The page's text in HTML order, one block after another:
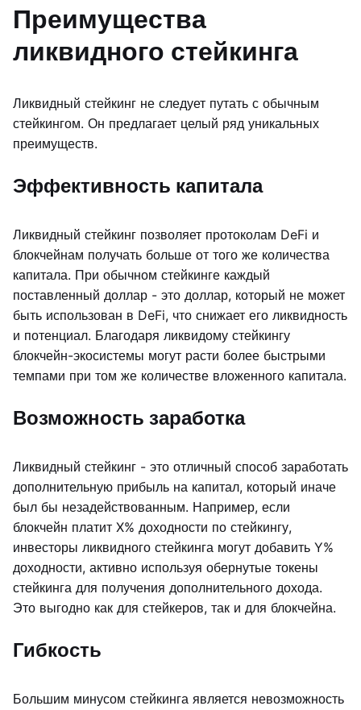
Преимущества
ликвидного стейкинга
Ликвидный стейкинг не следует путать с обычным
стейкингом. Он предлагает целый ряд уникальных
преимуществ.
Эффективность капитала
Ликвидный стейкинг позволяет протоколам DeFi и
блокчейнам получать больше от того же количества
капитала. При обычном стейкинге каждый
поставленный доллар - это доллар, который не может
быть использован в DeFi, что снижает его ликвидность
и потенциал. Благодаря ликвидому стейкингу
блокчейн-экосистемы могут расти более быстрыми
темпами при том же количестве вложенного капитала.
Возможность заработка
Ликвидный стейкинг - это отличный способ заработать
дополнительную прибыль на капитал, который иначе
был бы незадействованным. Например, если
блокчейн платит X% доходности по стейкингу,
инвесторы ликвидного стейкинга могут добавить Y%
доходности, активно используя обернутые токены
стейкинга для получения дополнительного дохода.
Это выгодно как для стейкеров, так и для блокчейна.
Гибкость
Большим минусом стейкинга является невозможность